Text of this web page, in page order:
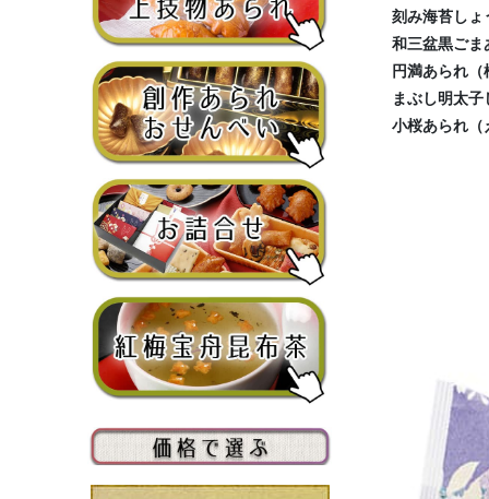
刻み海苔しょ
和三盆黒ごま
円満あられ（
まぶし明太
小桜あられ